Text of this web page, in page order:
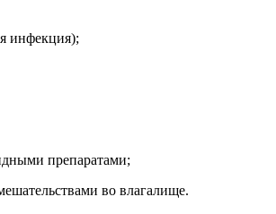
инфекция);
препаратами;
во влагалище.